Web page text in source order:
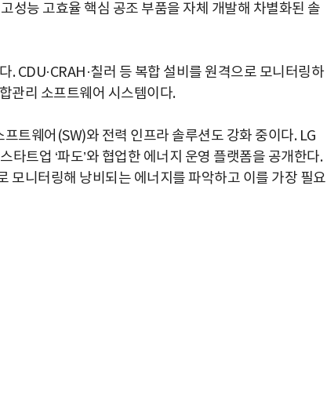
능 고효율 핵심 공조 부품을 자체 개발해 차별화된 솔
CDU·CRAH·칠러 등 복합 설비를 원격으로 모니터링하
관리 소프트웨어 시스템이다.
트웨어(SW)와 전력 인프라 솔루션도 강화 중이다. LG
트업 ‘파도’와 협업한 에너지 운영 플랫폼을 공개한다.
모니터링해 낭비되는 에너지를 파악하고 이를 가장 필요